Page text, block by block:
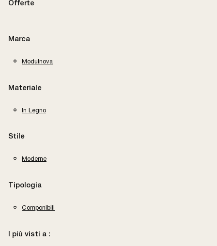
Offerte
Marca
Modulnova
Materiale
In Legno
Stile
Moderne
Tipologia
Componibili
I più visti a :